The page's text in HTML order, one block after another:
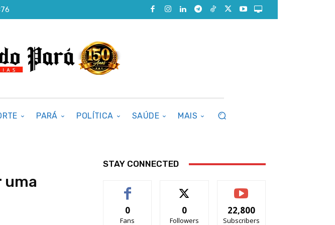
PARÁ POLÍTICA SAÚDE MAIS
uma
STAY CONNECTED
0
Fans
0
Followers
22,800
Subscribers